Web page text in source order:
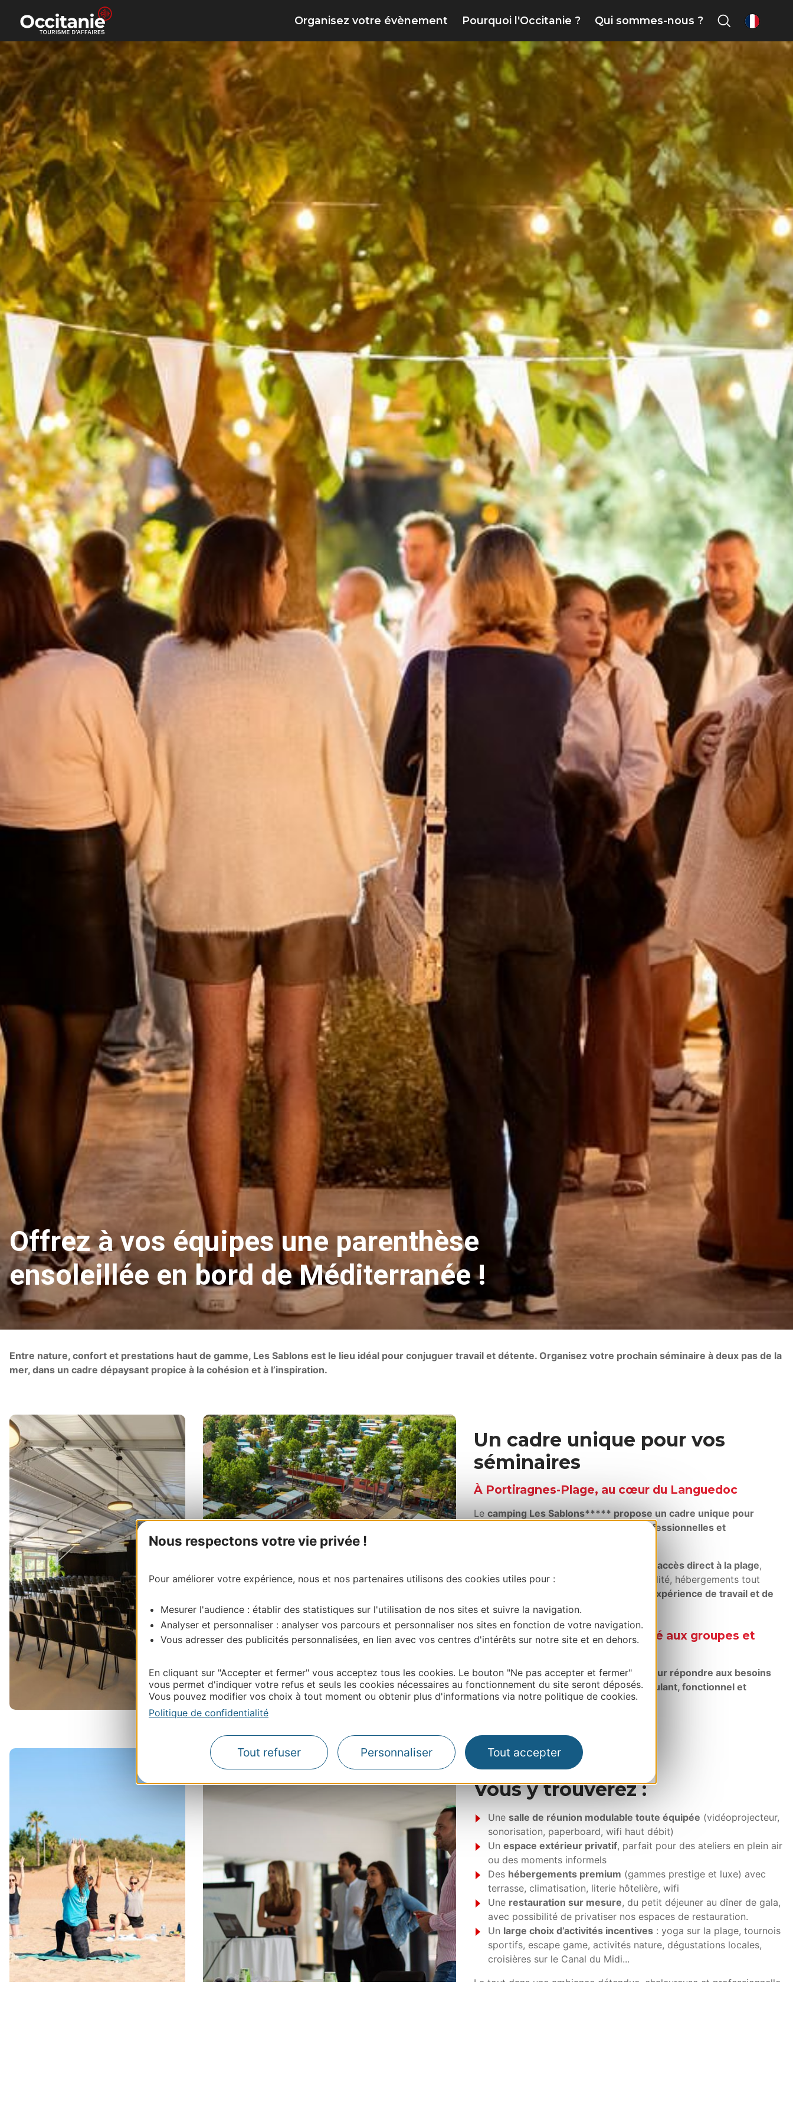
Panneau de gestion des cookies
Nous respectons votre vie privée !
Pour améliorer votre expérience, nous et nos partenaires utilisons des cookies utiles pour :
Mesurer l'audience : établir des statistiques sur l'utilisation de nos sites et suivre la navigation.
Analyser et personnaliser : analyser vos parcours et personnaliser nos sites en fonction de votre navigation.
Vous adresser des publicités personnalisées, en lien avec vos centres d'intérêts sur notre site et en dehors.
En cliquant sur "Accepter et fermer" vous acceptez tous les cookies. Le bouton "Ne pas accepter et fermer"
vous permet d'indiquer votre refus et seuls les cookies nécessaires au fonctionnement du site seront déposés.
Vous pouvez modifier vos choix à tout moment ou obtenir plus d'informations via notre politique de cookies.
Politique de confidentialité
Tout refuser Personnaliser Tout accepter
Organisez votre évènement Pourquoi l'Occitanie ? Qui sommes-nous ? fr
Offrez à vos équipes une parenthèse
ensoleillée en bord de Méditerranée !
Entre nature, confort et prestations haut de gamme, Les Sablons est le lieu idéal pour conjuguer travail et détente. Organisez votre prochain séminaire à deux pas de la
mer, dans un cadre dépaysant propice à la cohésion et à l’inspiration.
Un cadre unique pour vos
séminaires
À Portiragnes-Plage, au cœur du Languedoc
Lecamping Les Sablons***** propose un cadre unique pour
accueillir vos séminaires, réunions professionnelles et
avecaccès direct à la plage,
notre domaine allie infrastructure de qualité, hébergements tout
pour une expérience de travail et de
détente incomparable.
Le Campus, notre espace dédié aux groupes et
Cet espace a été entièrement pensé pour répondre aux besoins
des entreprises en quête d’un lieu stimulant, fonctionnel et
convivial.
Vous y trouverez :
Unesalle de réunion modulable toute équipée (vidéoprojecteur,
sonorisation, paperboard, wifi haut débit)
Unespace extérieur privatif, parfait pour des ateliers en plein air
ou des moments informels
Des hébergements premium (gammes prestige et luxe) avec
terrasse, climatisation, literie hôtelière, wifi
Une restauration sur mesure, du petit déjeuner au dîner de gala,
avec possibilité de privatiser nos espaces de restauration.
Un large choix d’activités incentives : yoga sur la plage, tournois
sportifs, escape game, activités nature, dégustations locales,
croisières sur le Canal du Midi...
Le tout dans une ambiance détendue, chaleureuse et professionnelle,